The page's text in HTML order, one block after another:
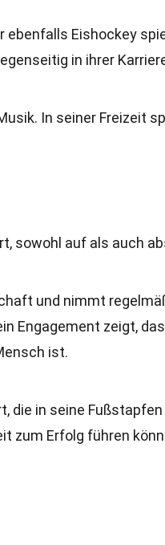
ebenfalls Eishockey
in ihrer
In seiner Freizeit
sowohl auf als auch
und nimmt
Engagement zeigt,
ist.
die in seine
zum Erfolg führen